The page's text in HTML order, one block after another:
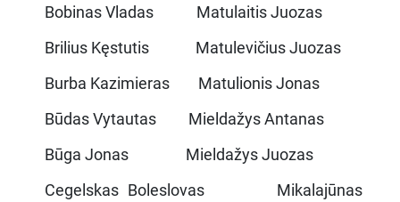
Bobinas Vladas Matulaitis Juozas
Brilius Kęstutis Matulevičius Juozas
Burba Kazimieras Matulionis Jonas
Būdas Vytautas Mieldažys Antanas
Būga Jonas Mieldažys Juozas
Cegelskas Boleslovas Mikalajūnas